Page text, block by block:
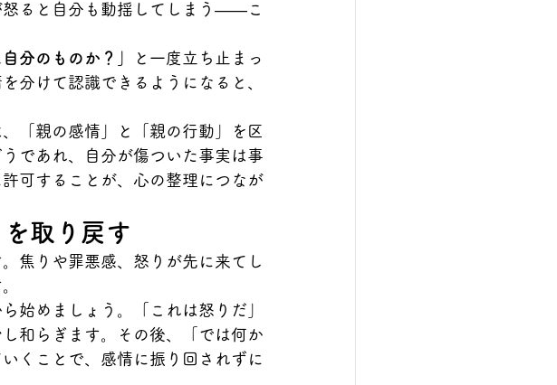
怒ると自分も動揺してしまう——こ
分のものか？」
と一度立ち止まっ
分けて認識できるようになると、
「親の感情」と「親の行動」を区
であれ、自分が傷ついた事実は事
可することが、心の整理につなが
取り戻す
焦りや罪悪感、怒りが先に来てし
ら始めましょう。「これは怒りだ」
和らぎます。その後、「では何か
くことで、感情に振り回されずに